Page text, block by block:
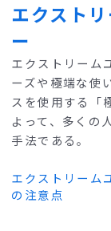
エクスト
ー
エクストリーム
ーズや極端な使
スを使用する「
よって、多くの
手法である。
エクストリーム
の注意点